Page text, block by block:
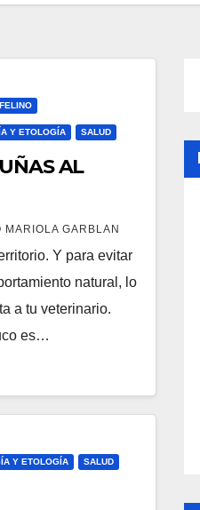
Y ETOLOGÍA SALUD
AL
MARIOLA GARBLAN
Y para evitar
natural, lo
a tu veterinario.
es…
Y ETOLOGÍA SALUD